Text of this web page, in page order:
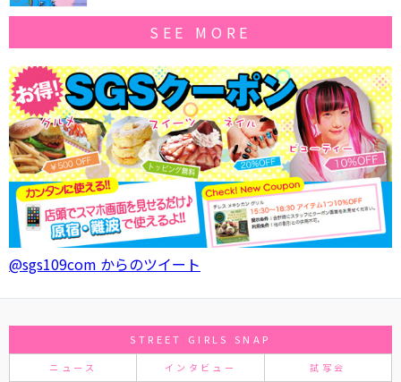
SEE MORE
@sgs109com からのツイート
STREET GIRLS SNAP
ニュース インタビュー 試写会